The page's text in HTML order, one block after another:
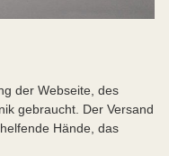
der Webseite, des
gebraucht. Der Versand
Hände, das